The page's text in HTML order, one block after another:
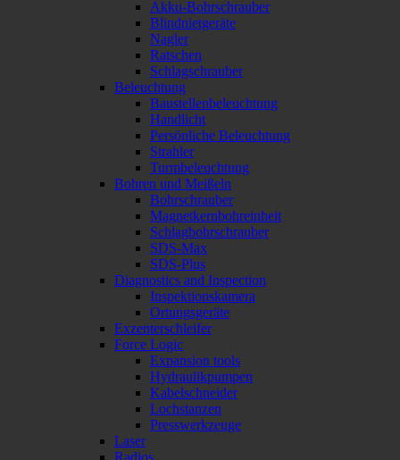
Akku-Bohrschrauber
Blindnietgeräte
Nagler
Ratschen
Schlagschrauber
Beleuchtung
Baustellenbeleuchtung
Handlicht
Persönliche Beleuchtung
Strahler
Turmbeleuchtung
Bohren und Meißeln
Bohrschrauber
Magnetkernbohreinheit
Schlagbohrschrauber
SDS-Max
SDS-Plus
Diagnostics and Inspection
Inspektionskamera
Ortungsgeräte
Exzenterschleifer
Force Logic
Expansion tools
Hydraulikpumpen
Kabelschneider
Lochstanzen
Presswerkzeuge
Laser
Radios